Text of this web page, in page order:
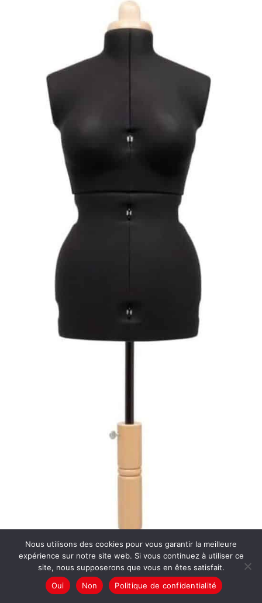
Nous utilisons des cookies pour vous garantir la meilleure
expérience sur notre site web. Si vous continuez à utiliser ce
site, nous supposerons que vous en êtes satisfait.
Oui
Non Politique de confidentialité